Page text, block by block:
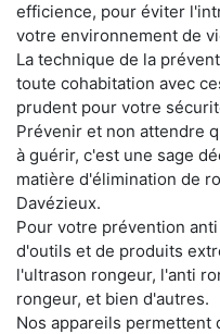
efficience, pour éviter
votre environnement de
La technique de la
toute cohabitation avec
prudent pour votre
Prévenir et non attendre
à guérir, c'est une sage
matière d'élimination de
Davézieux.
Pour votre prévention
d'outils et de produits
l'ultrason rongeur, l'anti
rongeur, et bien d'autres.
Nos appareils permettent